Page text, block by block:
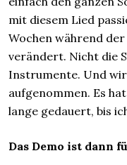
mit diesem Lied
Wochen während
verändert. Nicht die
Instrumente. Und
aufgenommen. Es
lange gedauert, bis
Das Demo ist dann